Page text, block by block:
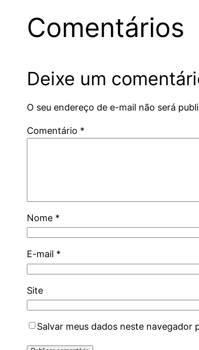
Comentários
Deixe um
O seu endereço de e-mail não será
Comentário *
Nome *
E-mail *
Site
Salvar meus dados neste navegador